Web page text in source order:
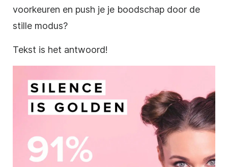
voorkeuren en push je je boodschap door de
stille modus?
Tekst is het antwoord!